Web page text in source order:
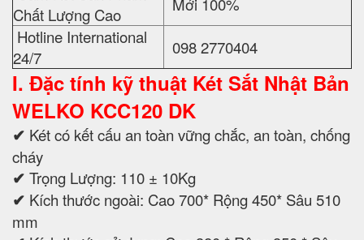
Chất Lượng Cao
Hotline International
24/7
098 2770404
I. Đặc tính kỹ thuật Két Sắt Nhật Bản
WELKO KCC120 DK
✔ Két có kết cấu an toàn vững chắc, an toàn, chống
cháy
✔ Trọng Lượng: 110 ± 10Kg
✔ Kích thước ngoài: Cao 700* Rộng 450* Sâu 510
mm